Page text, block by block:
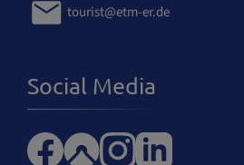
tourist@etm-er.de
Social Media